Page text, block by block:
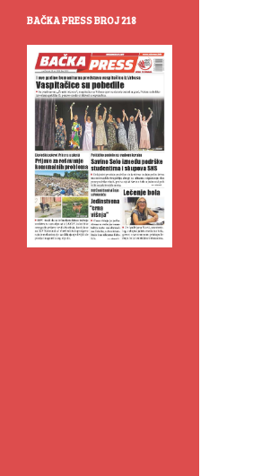
BAČKA PRESS BROJ 218